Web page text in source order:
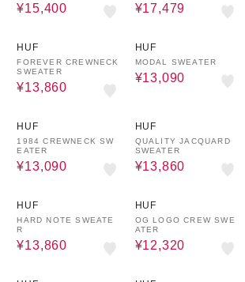
¥15,400 ¥17,479
HUF
FOREVER CREWNECK
SWEATER
¥13,860
HUF
MODAL SWEATER
¥13,090
HUF
1984 CREWNECK SW
EATER
¥13,090
HUF
QUALITY JACQUARD
SWEATER
¥13,860
HUF
HARD NOTE SWEATE
R
¥13,860
HUF
OG LOGO CREW SWE
ATER
¥12,320